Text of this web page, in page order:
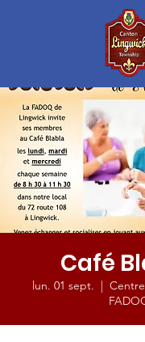
Café
lun. 01 sept.
  |